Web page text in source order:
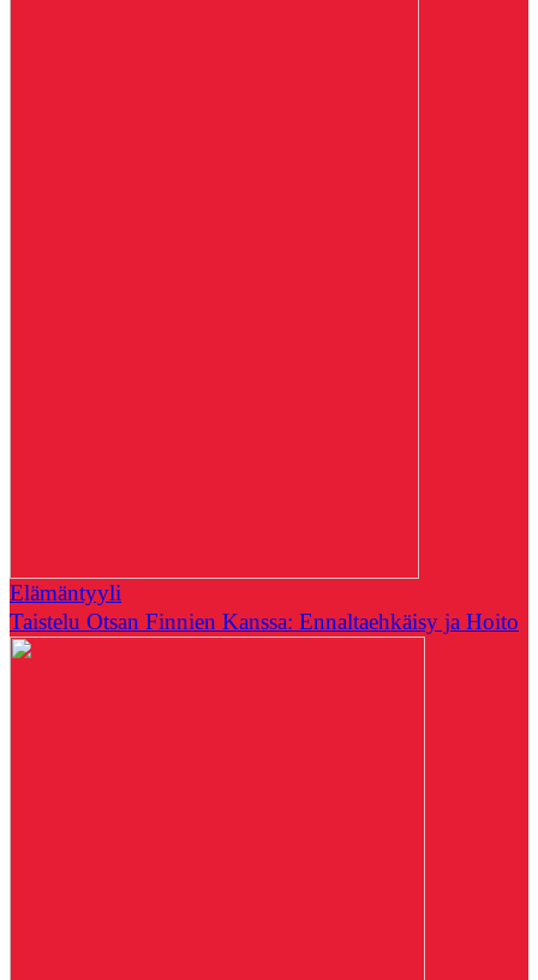
Elämäntyyli
Taistelu Otsan Finnien Kanssa: Ennaltaehkäisy ja Hoito